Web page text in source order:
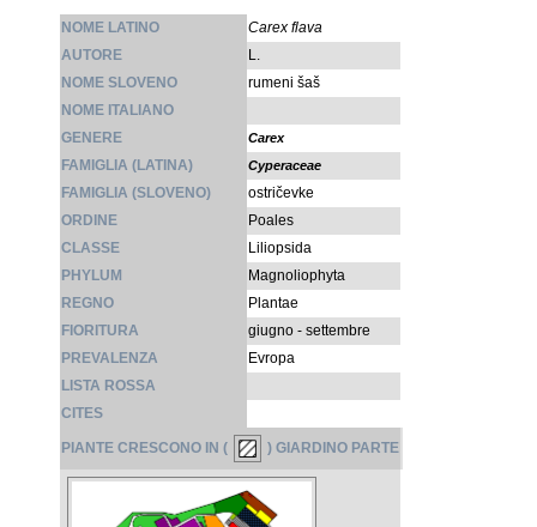
NOME LATINO
Carex flava
AUTORE
L.
NOME SLOVENO
rumeni šaš
NOME ITALIANO
GENERE
Carex
FAMIGLIA (LATINA) Cyperaceae
FAMIGLIA (SLOVENO)
ostričevke
ORDINE
Poales
CLASSE
Liliopsida
PHYLUM
Magnoliophyta
REGNO
Plantae
FIORITURA
giugno - settembre
PREVALENZA
Evropa
LISTA ROSSA
CITES
PIANTE CRESCONO IN ( ) GIARDINO PARTE